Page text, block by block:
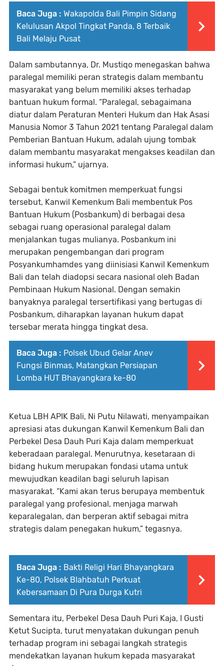
Baca Juga : Wakapolda Bali Pimpin Sidang
Kelulusan Akpol Tingkat Panda, 8 Terbaik
Bali Melaju Pusat
Dalam sambutannya, Dr. Mustiqo menegaskan bahwa
paralegal memiliki peran strategis dalam membantu
masyarakat yang belum memiliki akses terhadap
bantuan hukum formal. “Paralegal, sebagaimana
diatur dalam Peraturan Menteri Hukum dan Hak Asasi
Manusia Nomor 3 Tahun 2021 tentang Paralegal dalam
Pemberian Bantuan Hukum, adalah ujung tombak
dalam membantu masyarakat mengakses keadilan dan
informasi hukum,” ujarnya.
Sebagai bentuk komitmen memperkuat fungsi
tersebut, Kanwil Kemenkum Bali membentuk Pos
Bantuan Hukum (Posbankum) di berbagai desa
sebagai ruang operasional paralegal dalam
menjalankan tugas mulianya. Posbankum ini
merupakan pengembangan dari program
Posyankumhamdes yang diinisiasi Kanwil Kemenkum
Bali dan telah diadopsi secara nasional oleh Badan
Pembinaan Hukum Nasional. Dengan semakin
banyaknya paralegal tersertifikasi yang bertugas di
Posbankum, diharapkan layanan hukum dapat
tersebar merata hingga tingkat desa.
Baca Juga : Polsek Ubud Gelar Anev
Fungsi Binmas, Matangkan Persiapan
Lomba HUT Bhayangkara ke-80
Ketua LBH APIK Bali, Ni Putu Nilawati, menyampaikan
apresiasi atas dukungan Kanwil Kemenkum Bali dan
Perbekel Desa Dauh Puri Kaja dalam memperkuat
keberadaan paralegal. Menurutnya, kesetaraan di
bidang hukum merupakan fondasi utama untuk
mewujudkan keadilan bagi seluruh lapisan
masyarakat. “Kami akan terus berupaya membentuk
paralegal yang profesional, menjaga marwah
keparalegalan, dan berperan aktif sebagai mitra
strategis dalam penegakan hukum,” tegasnya.
Baca Juga : Bakti Religi Hari Bhayangkara
Ke-80, Polsek Blahbatuh Perkuat
Kebersamaan Di Pura Durga Kutri
Sementara itu, Perbekel Desa Dauh Puri Kaja, I Gusti
Ketut Sucipta, turut menyatakan dukungan penuh
terhadap program ini sebagai langkah strategis
mendekatkan layanan hukum kepada masyarakat